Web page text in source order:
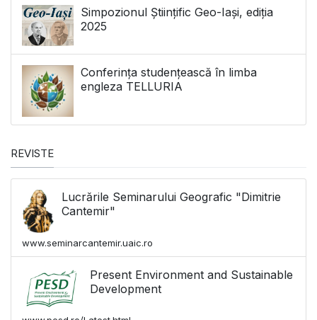
Simpozionul Științific Geo-Iași, ediția
2025
Conferința studențească în limba
engleza TELLURIA
REVISTE
Lucrările Seminarului Geografic "Dimitrie
Cantemir"
www.seminarcantemir.uaic.ro
Present Environment and Sustainable
Development